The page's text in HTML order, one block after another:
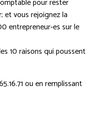
pour rester
vous rejoignez la
entrepreneur-es sur le
10 raisons qui poussent
ou en remplissant